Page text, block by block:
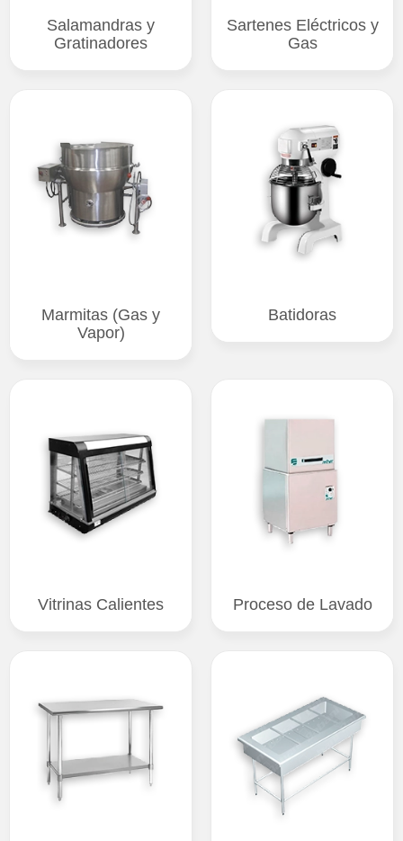
Salamandras y
Gratinadores
Sartenes Eléctricos y
Gas
Marmitas (Gas y
Vapor)
Batidoras
Vitrinas Calientes Proceso de Lavado